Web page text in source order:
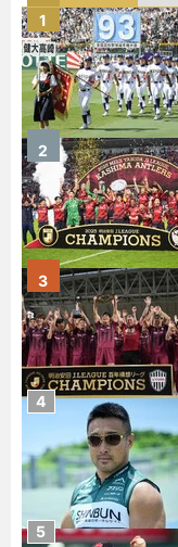
1
2
3
4
5